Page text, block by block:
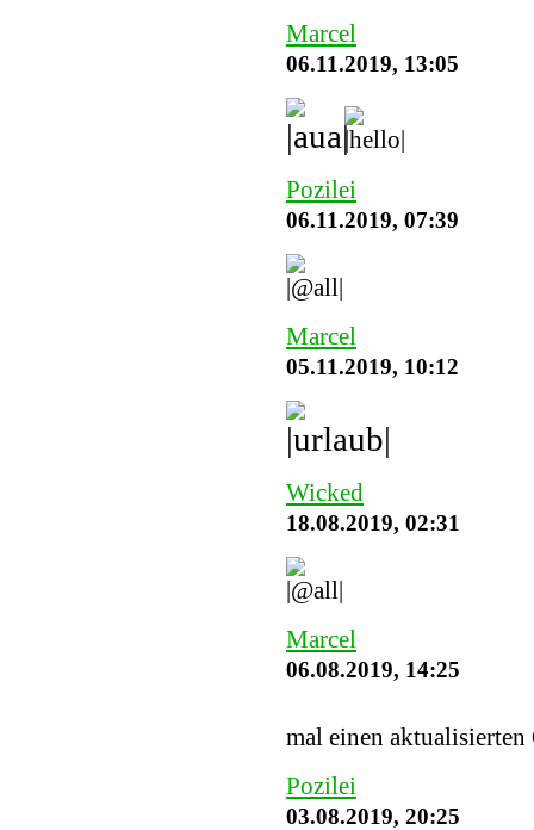
Marcel
06.11.2019, 13:05
Pozilei
06.11.2019, 07:39
Marcel
05.11.2019, 10:12
Wicked
18.08.2019, 02:31
Marcel
06.08.2019, 14:25
mal einen
Pozilei
03.08.2019, 20:25